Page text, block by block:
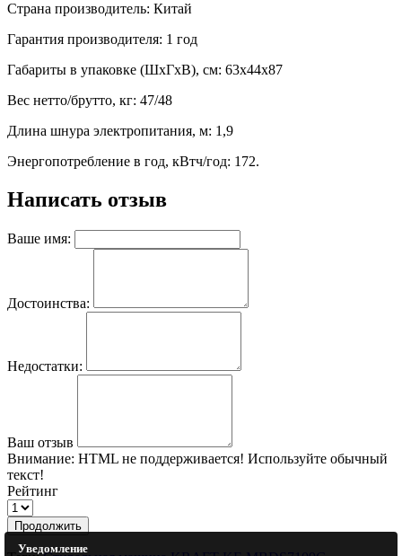
Страна производитель: Китай
Гарантия производителя: 1 год
Габариты в упаковке (ШхГхВ), см: 63х44х87
Вес нетто/брутто, кг: 47/48
Длина шнура электропитания, м: 1,9
Энергопотребление в год, кВтч/год: 172.
Написать отзыв
Ваше имя:
Достоинства:
Недостатки:
Ваш отзыв
Внимание: HTML не поддерживается! Используйте обычный
текст!
Рейтинг
Продолжить
Уведомление